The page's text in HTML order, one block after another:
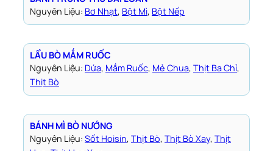
Nguyên Liệu: Bơ Nhạt, Bột Mì, Bột Nếp
LẨU BÒ MẮM RUỐC
Nguyên Liệu: Dứa, Mắm Ruốc, Mẻ Chua, Thịt Ba Chỉ
Thịt Bò
BÁNH MÌ BÒ NƯỚNG
Nguyên Liệu: Sốt Hoisin, Thịt Bò, Thịt Bò Xay, Thịt